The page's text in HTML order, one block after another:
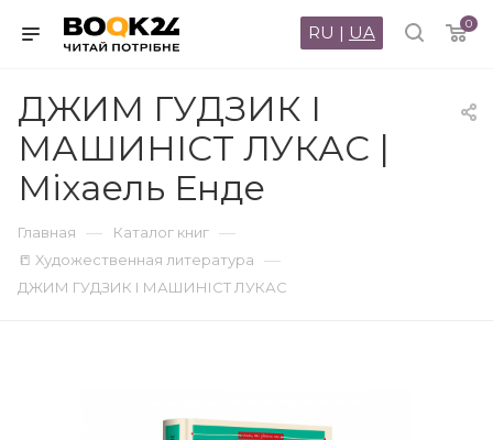
0
RU | UA
ДЖИМ ГУДЗИК І
МАШИНІСТ ЛУКАС |
Міхаель Енде
Главная — Каталог книг —
📒 Художественная литература —
ДЖИМ ГУДЗИК І МАШИНІСТ ЛУКАС